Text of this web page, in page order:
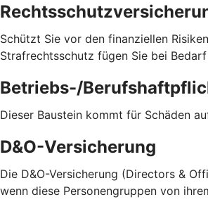
Schützt Sie vor den finanziellen
Strafrechtsschutz fügen Sie bei
Betriebs-/
Dieser Baustein kommt für Schäden
D&O-Versicherung
Die D&O-Versicherung (Directors &
wenn diese Personengruppen von